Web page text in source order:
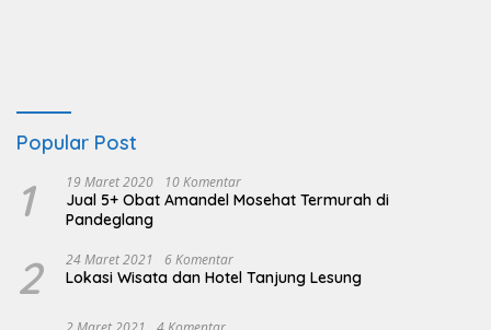
Popular Post
1 19 Maret 2020 10 Komentar
Jual 5+ Obat Amandel Mosehat Termurah di
Pandeglang
2 24 Maret 2021 6 Komentar
Lokasi Wisata dan Hotel Tanjung Lesung